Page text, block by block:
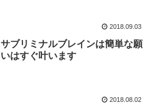
2018.09.03
サブリミナルブレインは簡単な願
いはすぐ叶います
2018.08.02